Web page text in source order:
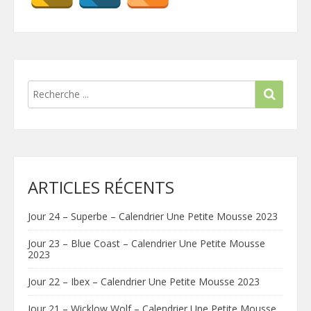
ARTICLES RÉCENTS
Jour 24 – Superbe – Calendrier Une Petite Mousse 2023
Jour 23 – Blue Coast – Calendrier Une Petite Mousse
2023
Jour 22 – Ibex – Calendrier Une Petite Mousse 2023
Jour 21 – Wicklow Wolf – Calendrier Une Petite Mousse